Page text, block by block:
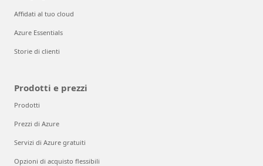
Affidati al tuo cloud
Azure Essentials
Storie di clienti
Prodotti e prezzi
Prodotti
Prezzi di Azure
Servizi di Azure gratuiti
Opzioni di acquisto flessibili